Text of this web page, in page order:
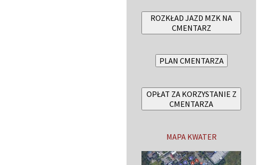
ROZKŁAD JAZD MZK NA
CMENTARZ
PLAN CMENTARZA
OPŁAT ZA KORZYSTANIE Z
CMENTARZA
MAPA KWATER